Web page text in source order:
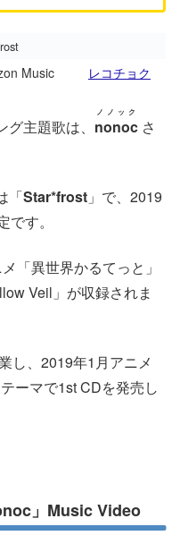
Music レコチョク
主題歌は、 nonoc
ノノック
さ
「Star*frost 」で、2019
す。
「異世界かるてっと」
Veil」が収録されま
し、2019年1月アニメ
ーマで1st CDを発売し
」Music Video